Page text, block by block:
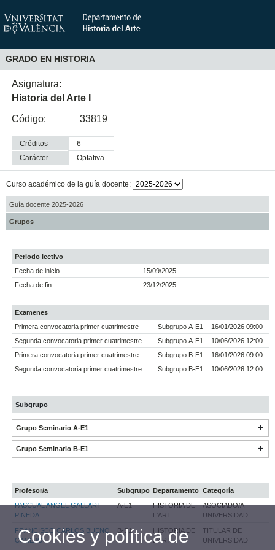
GRADO EN HISTORIA
Asignatura:
Historia del Arte I
Código:
33819
Créditos
6
Carácter
optativa
Curso académico de la guía docente:
Guía docente 2025-2026
Grupos
Periodo lectivo
Fecha de inicio
15/09/2025
Fecha de fin
23/12/2025
Examenes
Primera convocatoria primer cuatrimestre
Subgrupo A-E1
16/01/2026 09:00
Segunda convocatoria primer cuatrimestre
Subgrupo A-E1
10/06/2026 12:00
Primera convocatoria primer cuatrimestre
Subgrupo B-E1
16/01/2026 09:00
Segunda convocatoria primer cuatrimestre
Subgrupo B-E1 10/06/2026 12:00
Subgrupo
Grupo Seminario A-E1
Grupo Seminario B-E1
Profesor/a Subgrupo Departamento Categoría
PASCUAL ANGEL GALLART
PINEDA
A-E1
HISTORIA DE
L'ART
ASOCIADO/A
UNIVERSIDAD
FRANCISCO CARLOS BUENO
CAMEJO
B-E1
HISTORIA DE
L'ART
TITULAR DE
UNIVERSIDAD
Cookies y política de